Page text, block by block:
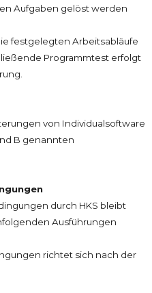
Aufgaben gelöst werden
festgelegten Arbeitsabläufe
Programmtest erfolgt
von Individualsoftware
B genannten
durch HKS bleibt
Ausführungen
richtet sich nach der